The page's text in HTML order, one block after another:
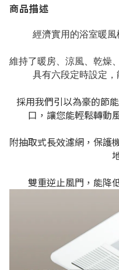
商品描述
經濟實用的浴室暖
維持了暖房、涼風、乾燥
具有六段定時設定
採用我們引以為豪的節
口，讓您能輕鬆轉動
附抽取式長效濾網，保護
雙重逆止風門，能降